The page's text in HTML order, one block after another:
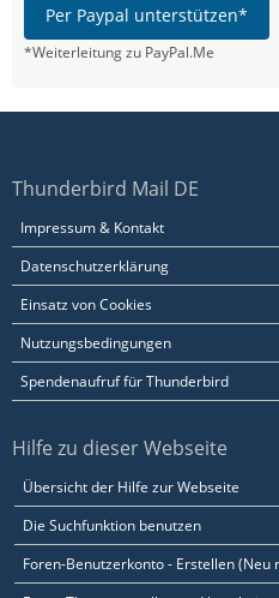
Per Paypal unterstützen*
*Weiterleitung zu PayPal.Me
Thunderbird Mail DE
Impressum & Kontakt
Datenschutzerklärung
Einsatz von Cookies
Nutzungsbedingungen
Spendenaufruf für Thunderbird
Hilfe zu dieser Webseite
Übersicht der Hilfe zur Webseite
Die Suchfunktion benutzen
Foren-Benutzerkonto - Erstellen (Neu